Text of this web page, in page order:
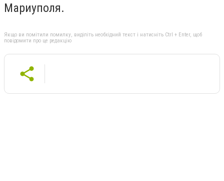
Мариуполя.
Якщо ви помітили помилку, виділіть необхідний текст і натисніть Ctrl + Enter, щоб
повідомити про це редакцію